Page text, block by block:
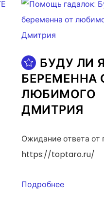
БУДУ ЛИ Я
БЕРЕМЕННА
ЛЮБИМОГО
ДМИТРИЯ
Ожидание ответа от
https://toptaro.ru/
Подробнее